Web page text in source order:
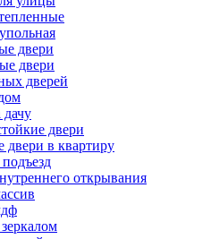
двери
двери
дверей
дачу
двери
двери в квартиру
открывания